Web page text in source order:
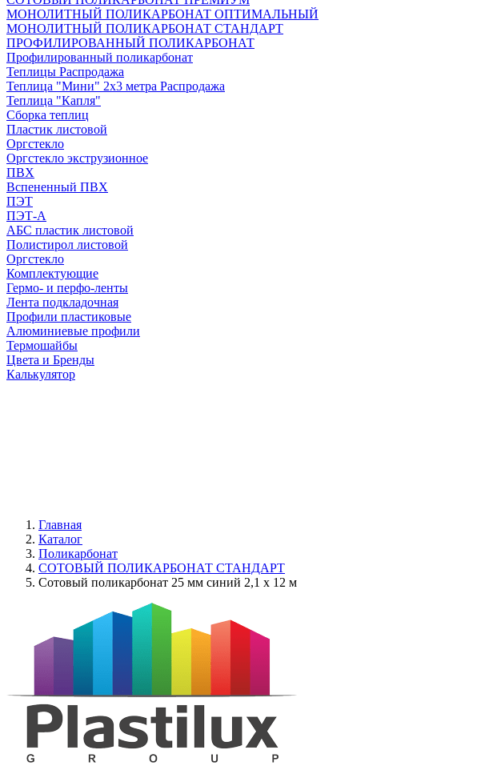
МОНОЛИТНЫЙ ПОЛИКАРБОНАТ ОПТИМАЛЬНЫЙ
МОНОЛИТНЫЙ ПОЛИКАРБОНАТ СТАНДАРТ
ПРОФИЛИРОВАННЫЙ ПОЛИКАРБОНАТ
Профилированный поликарбонат
Теплицы Распродажа
Теплица "Мини" 2х3 метра Распродажа
Теплица "Капля"
Сборка теплиц
Пластик листовой
Оргстекло
Оргстекло экструзионное
ПВХ
Вспененный ПВХ
ПЭТ
ПЭТ-А
АБС пластик листовой
Полистирол листовой
Оргстекло
Комплектующие
Гермо- и перфо-ленты
Лента подкладочная
Профили пластиковые
Алюминиевые профили
Термошайбы
Цвета и Бренды
Калькулятор
Главная
Каталог
Поликарбонат
СОТОВЫЙ ПОЛИКАРБОНАТ СТАНДАРТ
Сотовый поликарбонат 25 мм синий 2,1 x 12 м